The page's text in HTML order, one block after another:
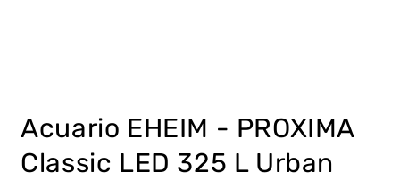
1
en
una
ventana
Acuario EHEIM - PROXIMA
Classic LED 325 L Urban